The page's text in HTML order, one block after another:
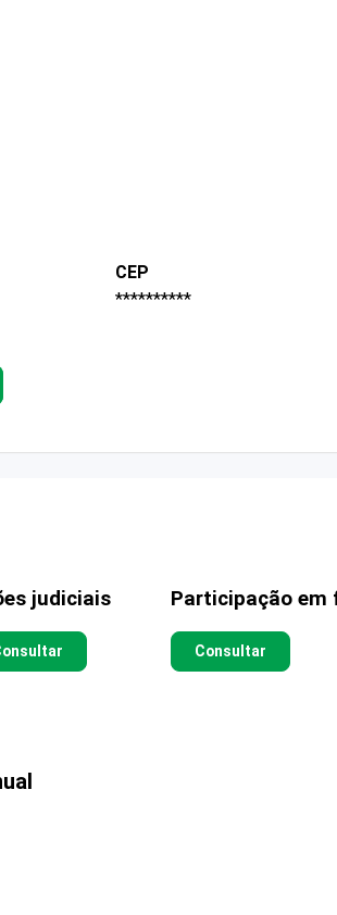
CEP
**********
judiciais Participação em
Consultar